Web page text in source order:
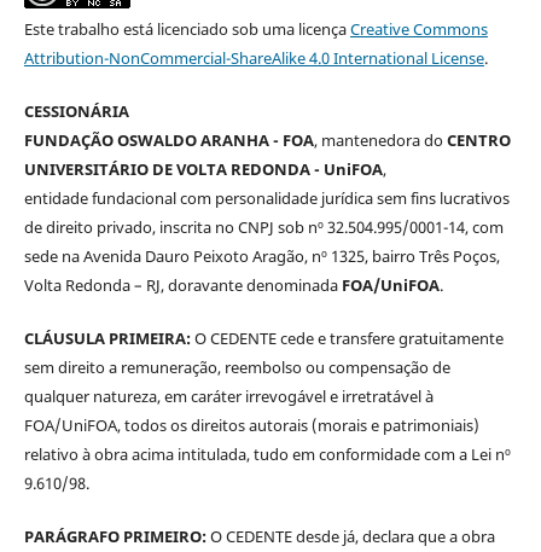
Este trabalho está licenciado sob uma licençaCreative Commons
Attribution-NonCommercial-ShareAlike 4.0 International License.
CESSIONÁRIA
FUNDAÇÃO OSWALDO ARANHA - FOA, mantenedora doCENTRO
UNIVERSITÁRIO DE VOLTA REDONDA - UniFOA,
entidade fundacional com personalidade jurídica sem fins lucrativos
de direito privado, inscrita no CNPJ sob nº 32.504.995/0001-14, com
sede na Avenida Dauro Peixoto Aragão, nº 1325, bairro Três Poços,
Volta Redonda – RJ, doravante denominada FOA/UniFOA.
CLÁUSULA PRIMEIRA:O CEDENTE cede e transfere gratuitamente
sem direito a remuneração, reembolso ou compensação de
qualquer natureza, em caráter irrevogável e irretratável à
FOA/UniFOA, todos os direitos autorais (morais e patrimoniais)
relativo à obra acima intitulada, tudo em conformidade com a Lei nº
9.610/98.
PARÁGRAFO PRIMEIRO:O CEDENTE desde já, declara que a obra